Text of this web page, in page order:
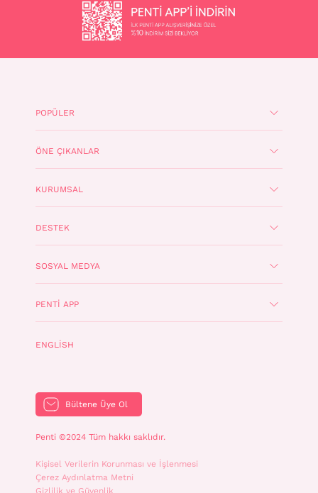
POPÜLER
ÖNE ÇIKANLAR
KURUMSAL
DESTEK
SOSYAL MEDYA
PENTI APP
ENGLISH
Bültene Üye Ol
Penti ©2024 Tüm hakkı saklıdır.
Kişisel Verilerin Korunması ve İşlenmesi
Çerez Aydınlatma Metni